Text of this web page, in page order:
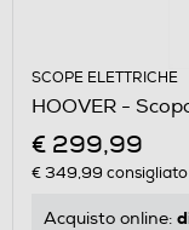
SCOPE ELETTRICHE
HOOVER -
€ 299,99
€ 349,99 consigliato
Acquisto online: